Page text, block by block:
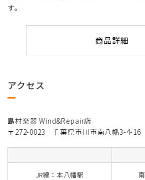
す。
商品詳細
アクセス
島村楽器 Wind&Repair店
〒272-0023 千葉県市川市南八幡3-4-16
JR線：本八幡駅